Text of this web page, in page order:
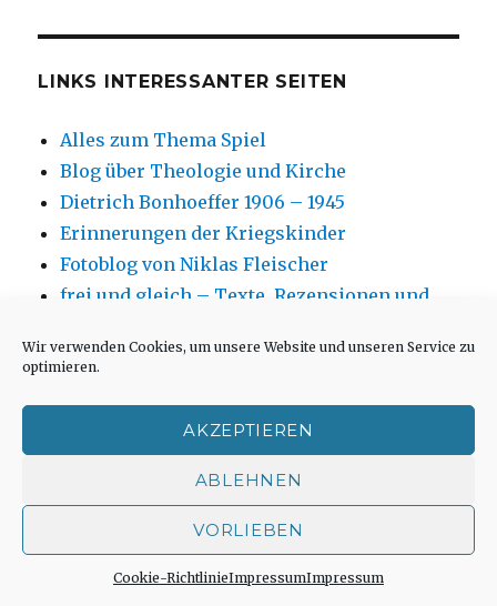
Wir verwenden Cookies, um unsere Website und unseren Service zu
optimieren.
AKZEPTIEREN
ABLEHNEN
VORLIEBEN
Cookie-RichtlinieImpressumImpressum
LINKS INTERESSANTER SEITEN
Alles zum Thema Spiel
Blog über Theologie und Kirche
Dietrich Bonhoeffer 1906 – 1945
Erinnerungen der Kriegskinder
Fotoblog von Niklas Fleischer
frei und gleich – Texte, Rezensionen und
Hanns Dieter Hüsch, weitere Infos
Hexenprozesse
Institut für Sinnforschung, Fragebogen
Jüdisches Museum Westfalen in Dorsten
Kirchenfotos von Andreas Blauth
architektonischer Sicht